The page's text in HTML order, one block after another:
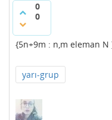
0
0
{5n+9m : n,m eleman
yarı-grup